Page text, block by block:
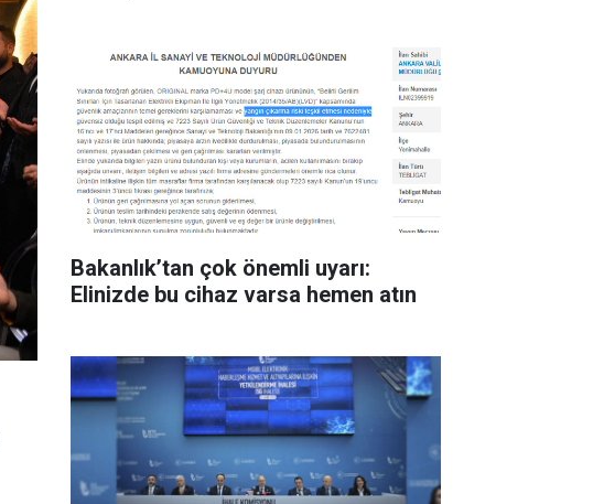
Bakanlık’tan çok önemli uyarı:
Elinizde bu cihaz varsa hemen atın